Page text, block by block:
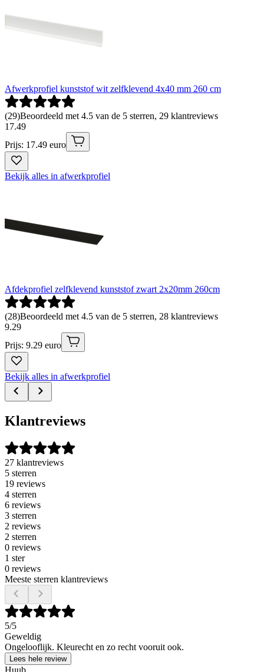
Afwerkprofiel kunststof wit zelfklevend 4x40 mm 260 cm
(29)Beoordeeld met 4.5 van de 5 sterren, 29 klantreviews
17.49
Prijs: 17.49 euro
Bekijk alles in afwerkprofiel
Afdekprofiel zelfklevend kunststof zwart 2x20mm 260cm
(28)Beoordeeld met 4.5 van de 5 sterren, 28 klantreviews
9.29
Prijs: 9.29 euro
Bekijk alles in afwerkprofiel
Klantreviews
27 klantreviews
5 sterren
19 reviews
4 sterren
6 reviews
3 sterren
2 reviews
2 sterren
0 reviews
1 ster
0 reviews
Meeste sterren klantreviews
5/5
Geweldig
Ongelooflijk. Kleurecht en zo recht vooruit ook.
Lees hele review
Huub